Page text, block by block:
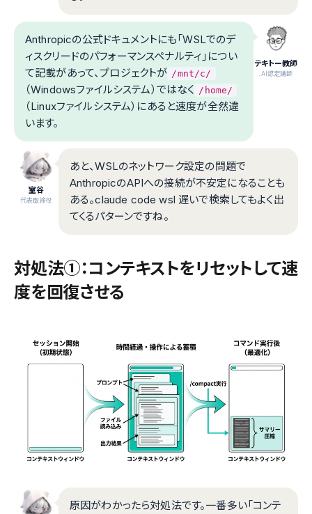
テキトー教師
.AI認定講師
Anthropicの公式ドキュメントにも「WSLでのデ
ィスクリードのパフォーマンスペナルティ」につい
て記載があって、プロジェクトが /mnt/c/
（Windowsファイルシステム）ではなく /home/
（Linuxファイルシステム）にあると速度が全然違
います。
室谷
代表取締役
あと、WSLのネットワーク設定の問題で
AnthropicのAPIへの接続が不安定になることも
ある。claude code wsl 遅いで検索してもよく出
てくるパターンですね。
対処法①：コンテキストをリセットして速
度を回復させる
原因がわかったら対処法です。一番多い「コンテ